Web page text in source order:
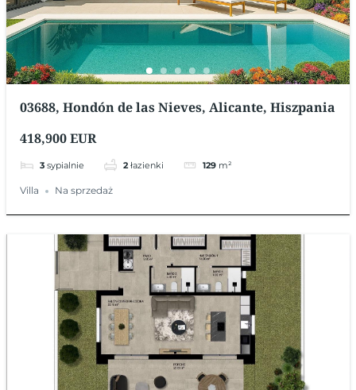
03688, Hondón de las Nieves, Alicante, Hiszpania
418,900 EUR
3 sypialnie 2 łazienki 129 m²
Villa Na sprzedaż